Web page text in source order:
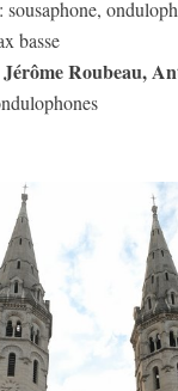
sousaphone,
basse
Roubeau,